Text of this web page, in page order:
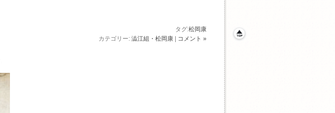
タグ:松岡康
カテゴリー: 澁江組・松岡康 | コメント »